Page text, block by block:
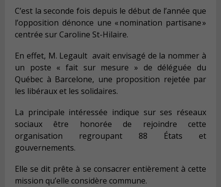
C’est la seconde fois depuis le début de l’année que
l’opposition dénonce une « nomination partisane »
centrée sur Caroline St-Hilaire.
En effet, M. Legault avait envisagé de la nommer à
un poste « fait sur mesure » de déléguée du
Québec à Barcelone, une proposition rejetée par
les libéraux et les solidaires.
La principale intéressée indique sur ses réseaux
sociaux être honorée de rejoindre cette
organisation regroupant 88 États et
gouvernements.
Elle se dit prête à se consacrer entièrement à cette
mission qu’elle considère commune.